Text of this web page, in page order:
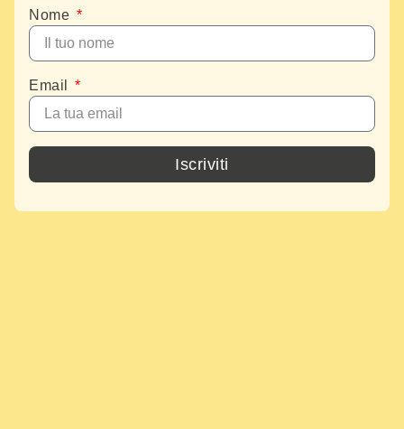
Nome
Email
Iscriviti